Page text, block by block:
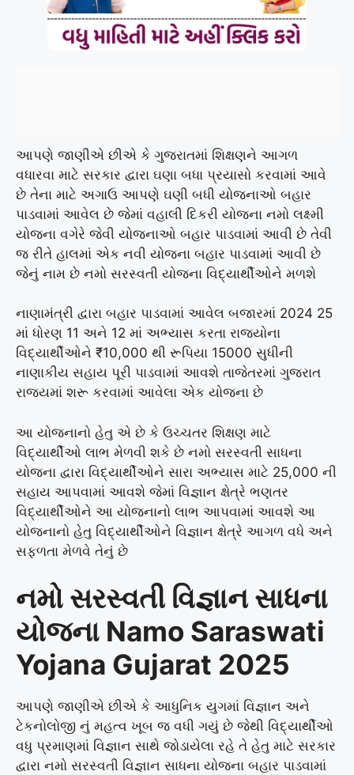
આપણે જાણીએ છીએ કે ગુજરાતમાં શિક્ષણને આગળ
વધારવા માટે સરકાર દ્વારા ઘણા બધા પ્રયાસો કરવામાં આવે
છે તેના માટે અગાઉ આપણે ઘણી બધી યોજનાઓ બહાર
પાડવામાં આવેલ છે જેમાં વહાલી દિકરી યોજના નમો લક્ષ્મી
યોજના વગેરે જેવી યોજનાઓ બહાર પાડવામાં આવી છે તેવી
જ રીતે હાલમાં એક નવી યોજના બહાર પાડવામાં આવી છે
જેનું નામ છે નમો સરસ્વતી યોજના વિદ્યાર્થીઓને મળશે
નાણામંત્રી દ્વારા બહાર પાડવામાં આવેલ બજારમાં 2024 25
માં ધોરણ 11 અને 12 માં અભ્યાસ કરતા રાજ્યોના
વિદ્યાર્થીઓને ₹10,000 થી રૂપિયા 15000 સુધીની
નાણાકીય સહાય પૂરી પાડવામાં આવશે તાજેતરમાં ગુજરાત
રાજ્યમાં શરૂ કરવામાં આવેલા એક યોજના છે
આ યોજનાનો હેતુ એ છે કે ઉચ્ચતર શિક્ષણ માટે
વિદ્યાર્થીઓ લાભ મેળવી શકે છે નમો સરસ્વતી સાધના
યોજના દ્વારા વિદ્યાર્થીઓને સારા અભ્યાસ માટે 25,000 ની
સહાય આપવામાં આવશે જેમાં વિજ્ઞાન ક્ષેત્રે ભણતર
વિદ્યાર્થીઓને આ યોજનાનો લાભ આપવામાં આવશે આ
યોજનાનો હેતુ વિદ્યાર્થીઓને વિજ્ઞાન ક્ષેત્રે આગળ વધે અને
સફળતા મેળવે તેનું છે
નમો સરસ્વતી વિજ્ઞાન સાધના
યોજના Namo Saraswati
Yojana Gujarat 2025
આપણે જાણીએ છીએ કે આધુનિક યુગમાં વિજ્ઞાન અને
ટેકનોલોજી નું મહત્વ ખૂબ જ વધી ગયું છે જેથી વિદ્યાર્થીઓ
વધુ પ્રમાણમાં વિજ્ઞાન સાથે જોડાયેલા રહે તે હેતુ માટે સરકાર
દ્વારા નમો સરસ્વતી વિજ્ઞાન સાધના યોજના બહાર પાડવામાં